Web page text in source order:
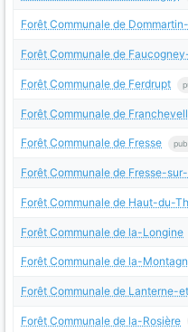
Forêt Communale de
Forêt Communale de
Forêt Communale de Ferdrupt
Forêt Communale de
Forêt Communale de Fresse
Forêt Communale de Fresse-
Forêt Communale de Haut-du-
Forêt Communale de la-Longine
Forêt Communale de la-
Forêt Communale de Lanterne-
Forêt Communale de la-Rosière